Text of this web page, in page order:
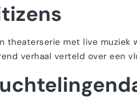
theaterserie met live muziek
verhaal verteld over een